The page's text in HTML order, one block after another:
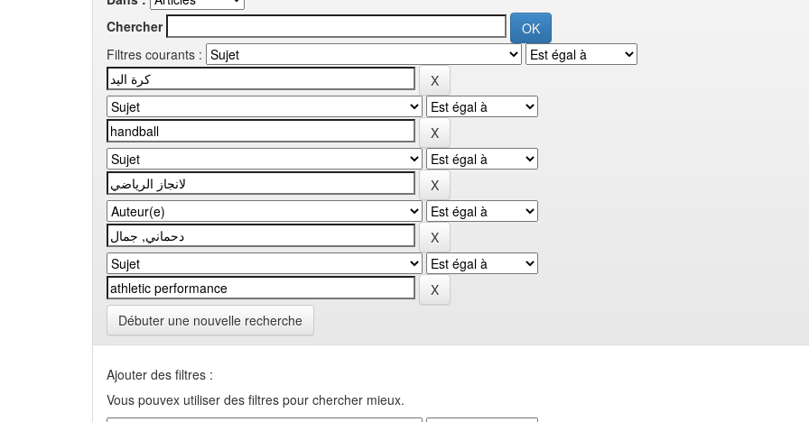
Chercher
Filtres courants :
Débuter une nouvelle recherche
Ajouter des filtres :
Vous pouvex utiliser des filtres pour chercher mieux.